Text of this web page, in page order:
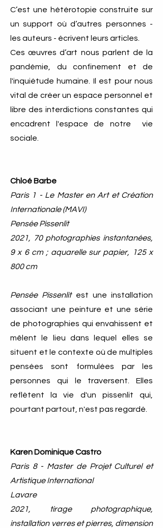
C’est une hétérotopie construite sur
un support où d’autres personnes -
les auteurs - écrivent leurs articles.
Ces œuvres d’art nous parlent de la
pandémie, du confinement et de
l'inquiétude humaine. Il est pour nous
vital de créer un espace personnel et
libre des interdictions constantes qui
encadrent l'espace de notre vie
sociale.
Chloé Barbe
Paris 1 - Le Master en Art et Création
Internationale (MAVI)
Pensée Pissenlit
2021, 70 photographies instantanées,
9 x 6 cm ; aquarelle sur papier, 125 x
800 cm
Pensée Pissenlitest une installation
associant une peinture et une série
de photographies qui envahissent et
mêlent le lieu dans lequel elles se
situent et le contexte où de multiples
pensées sont formulées par les
personnes qui le traversent. Elles
reflètent la vie d'un pissenlit qui,
pourtant partout, n'est pas regardé​​.
Karen Dominique Castro
Paris 8 - Master de Projet Culturel et
Artistique International
Lavare
2021, tirage photographique,
installation verres et pierres, dimension